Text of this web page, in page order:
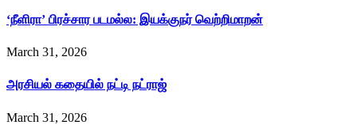
‘நீளிரா’ பிரச்சார படமல்ல: இயக்குநர் வெற்றிமாறன்
March 31, 2026
அரசியல் கதையில் நட்டி நட்ராஜ்
March 31, 2026